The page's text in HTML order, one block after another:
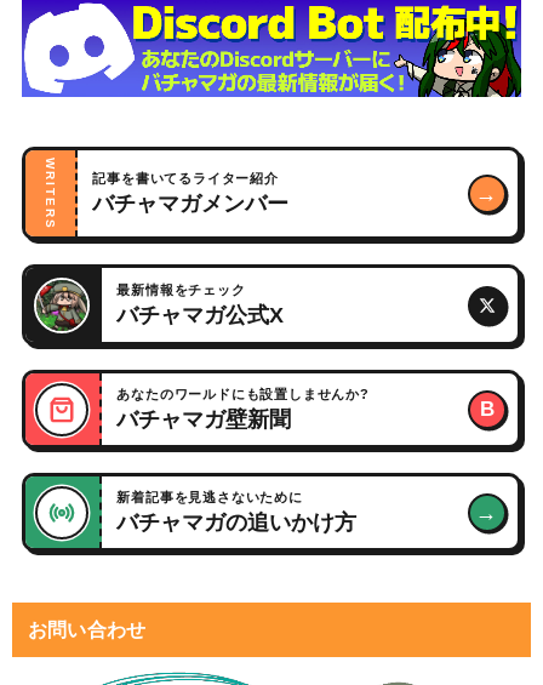
WRITERS 記事を書いてるライター紹介
バチャマガメンバー →
最新情報をチェック
バチャマガ公式X
あなたのワールドにも設置しませんか?
バチャマガ壁新聞 B
新着記事を見逃さないために
バチャマガの追いかけ方 →
お問い合わせ